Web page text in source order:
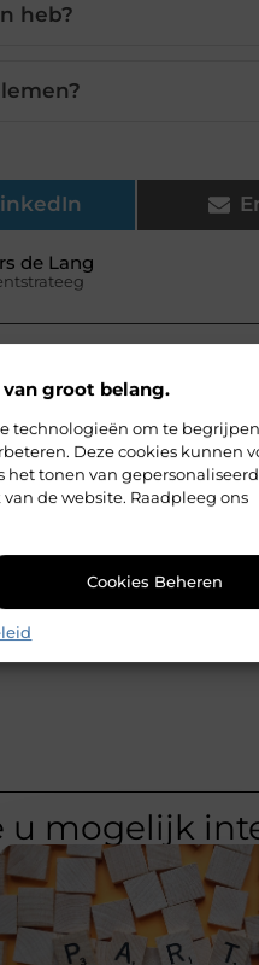
groot belang.
technologieën om te
Deze cookies kunnen
tonen van
de website. Raadpleeg ons
Cookies Beheren
heb?
de Lang
u mogelijk